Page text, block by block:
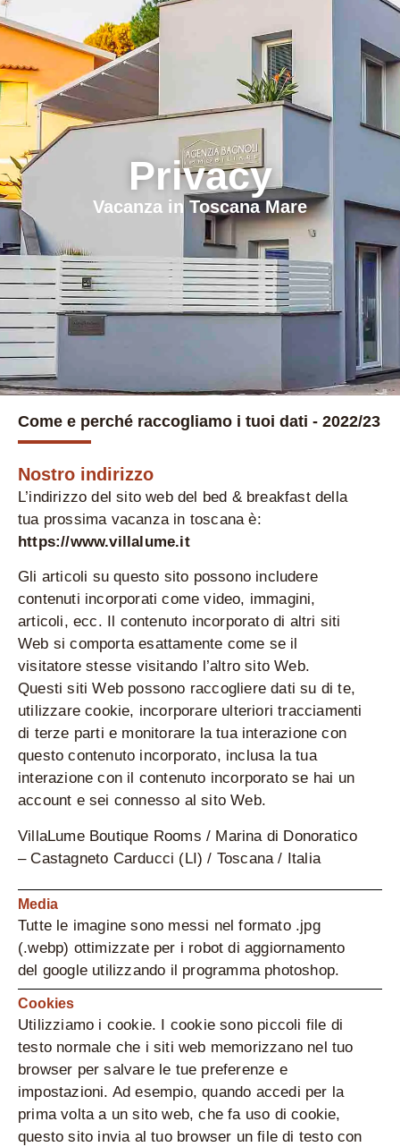
Privacy
Vacanza in Toscana Mare
Come e perché raccogliamo i tuoi dati - 2022/23
Nostro indirizzo
L’indirizzo del sito web del bed & breakfast della
tua prossima vacanza in toscana è:
https://www.villalume.it
Gli articoli su questo sito possono includere
contenuti incorporati come video, immagini,
articoli, ecc. Il contenuto incorporato di altri siti
Web si comporta esattamente come se il
visitatore stesse visitando l’altro sito Web.
Questi siti Web possono raccogliere dati su di te,
utilizzare cookie, incorporare ulteriori tracciamenti
di terze parti e monitorare la tua interazione con
questo contenuto incorporato, inclusa la tua
interazione con il contenuto incorporato se hai un
account e sei connesso al sito Web.
VillaLume Boutique Rooms / Marina di Donoratico
– Castagneto Carducci (LI) / Toscana / Italia
Media
Tutte le imagine sono messi nel formato .jpg
(.webp) ottimizzate per i robot di aggiornamento
del google utilizzando il programma photoshop.
Cookies
Utilizziamo i cookie. I cookie sono piccoli file di
testo normale che i siti web memorizzano nel tuo
browser per salvare le tue preferenze e
impostazioni. Ad esempio, quando accedi per la
prima volta a un sito web, che fa uso di cookie,
questo sito invia al tuo browser un file di testo con